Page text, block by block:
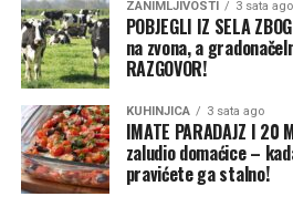
ZANIMLJIVOSTI 3 sata ago
POBJEGLI IZ SELA
na zvona, a
RAZGOVOR!
KUHINJICA 3 sata ago
IMATE PARADAJZ I 20
zaludio domaćice –
pravićete ga stalno!